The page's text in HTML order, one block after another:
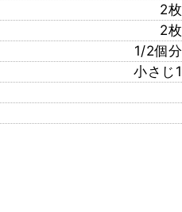
2枚
2枚
1/2個分
小さじ1